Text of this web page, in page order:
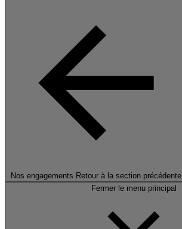
Nos engagements Retour à la section précédente
Fermer le menu principal